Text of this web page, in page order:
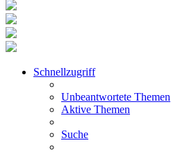
Schnellzugriff
Unbeantwortete Themen
Aktive Themen
Suche